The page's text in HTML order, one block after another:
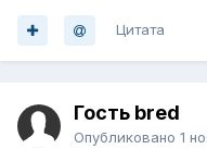
Цитата
Гость bred
Опубликовано 1